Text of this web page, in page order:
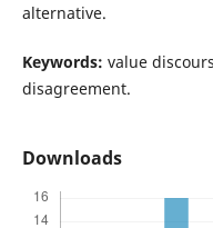
alternative.
Keywords: value
disagreement.
Downloads